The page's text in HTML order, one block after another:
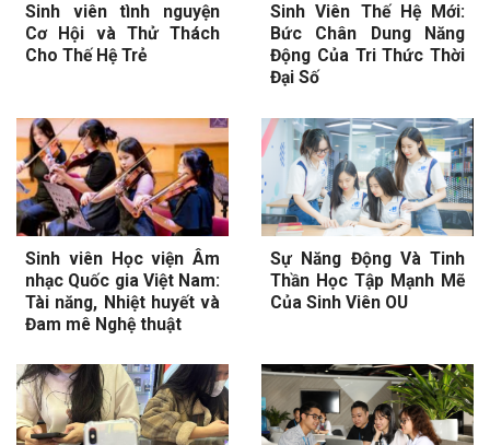
Sinh viên tình nguyện
Cơ Hội và Thử Thách
Cho Thế Hệ Trẻ
Sinh Viên Thế Hệ Mới:
Bức Chân Dung Năng
Động Của Tri Thức Thời
Đại Số
Sinh viên Học viện Âm
nhạc Quốc gia Việt Nam:
Tài năng, Nhiệt huyết và
Đam mê Nghệ thuật
Sự Năng Động Và Tinh
Thần Học Tập Mạnh Mẽ
Của Sinh Viên OU